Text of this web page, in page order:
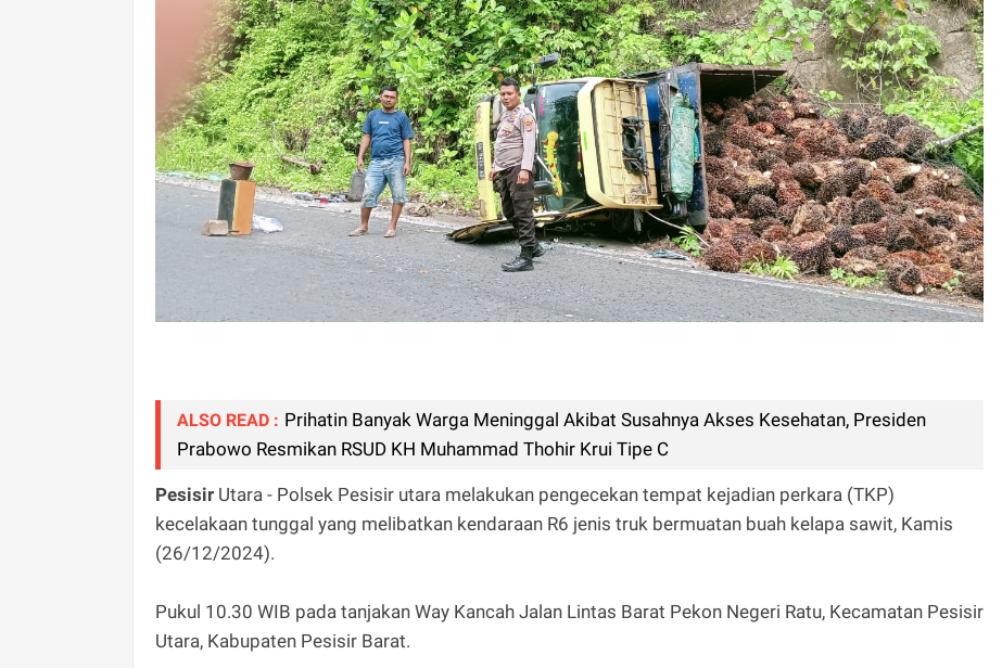
ALSO READ : Prihatin Banyak Warga Meninggal Akibat Susahnya Akses Kesehatan, Presiden
Prabowo Resmikan RSUD KH Muhammad Thohir Krui Tipe C
Pesisir Utara - Polsek Pesisir utara melakukan pengecekan tempat kejadian perkara (TKP)
kecelakaan tunggal yang melibatkan kendaraan R6 jenis truk bermuatan buah kelapa sawit, Kamis
(26/12/2024).
Pukul 10.30 WIB pada tanjakan Way Kancah Jalan Lintas Barat Pekon Negeri Ratu, Kecamatan Pesisir
Utara, Kabupaten Pesisir Barat.